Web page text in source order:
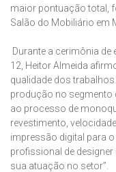
maior pontuação total,
Salão do Mobiliário em
Durante a cerimônia de
12, Heitor Almeida
qualidade dos
produção no segmento
ao processo de
revestimento,
impressão digital para
profissional de
sua atuação no setor”.